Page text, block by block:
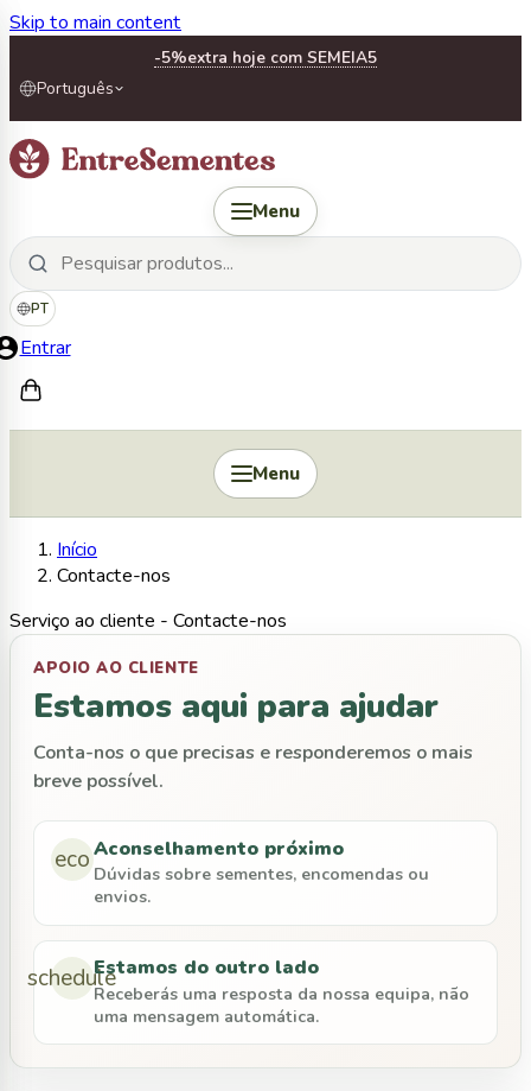
Skip to main content
-5%extra hoje com SEMEIA5
Português
Menu
PT
Entrar
Menu
Início
Contacte-nos
Serviço ao cliente - Contacte-nos
APOIO AO CLIENTE
Estamos aqui para ajudar
Conta-nos o que precisas e responderemos o mais
breve possível.
ecoAconselhamento próximo
Dúvidas sobre sementes, encomendas ou
envios.
scheduleEstamos do outro lado
Receberás uma resposta da nossa equipa, não
uma mensagem automática.